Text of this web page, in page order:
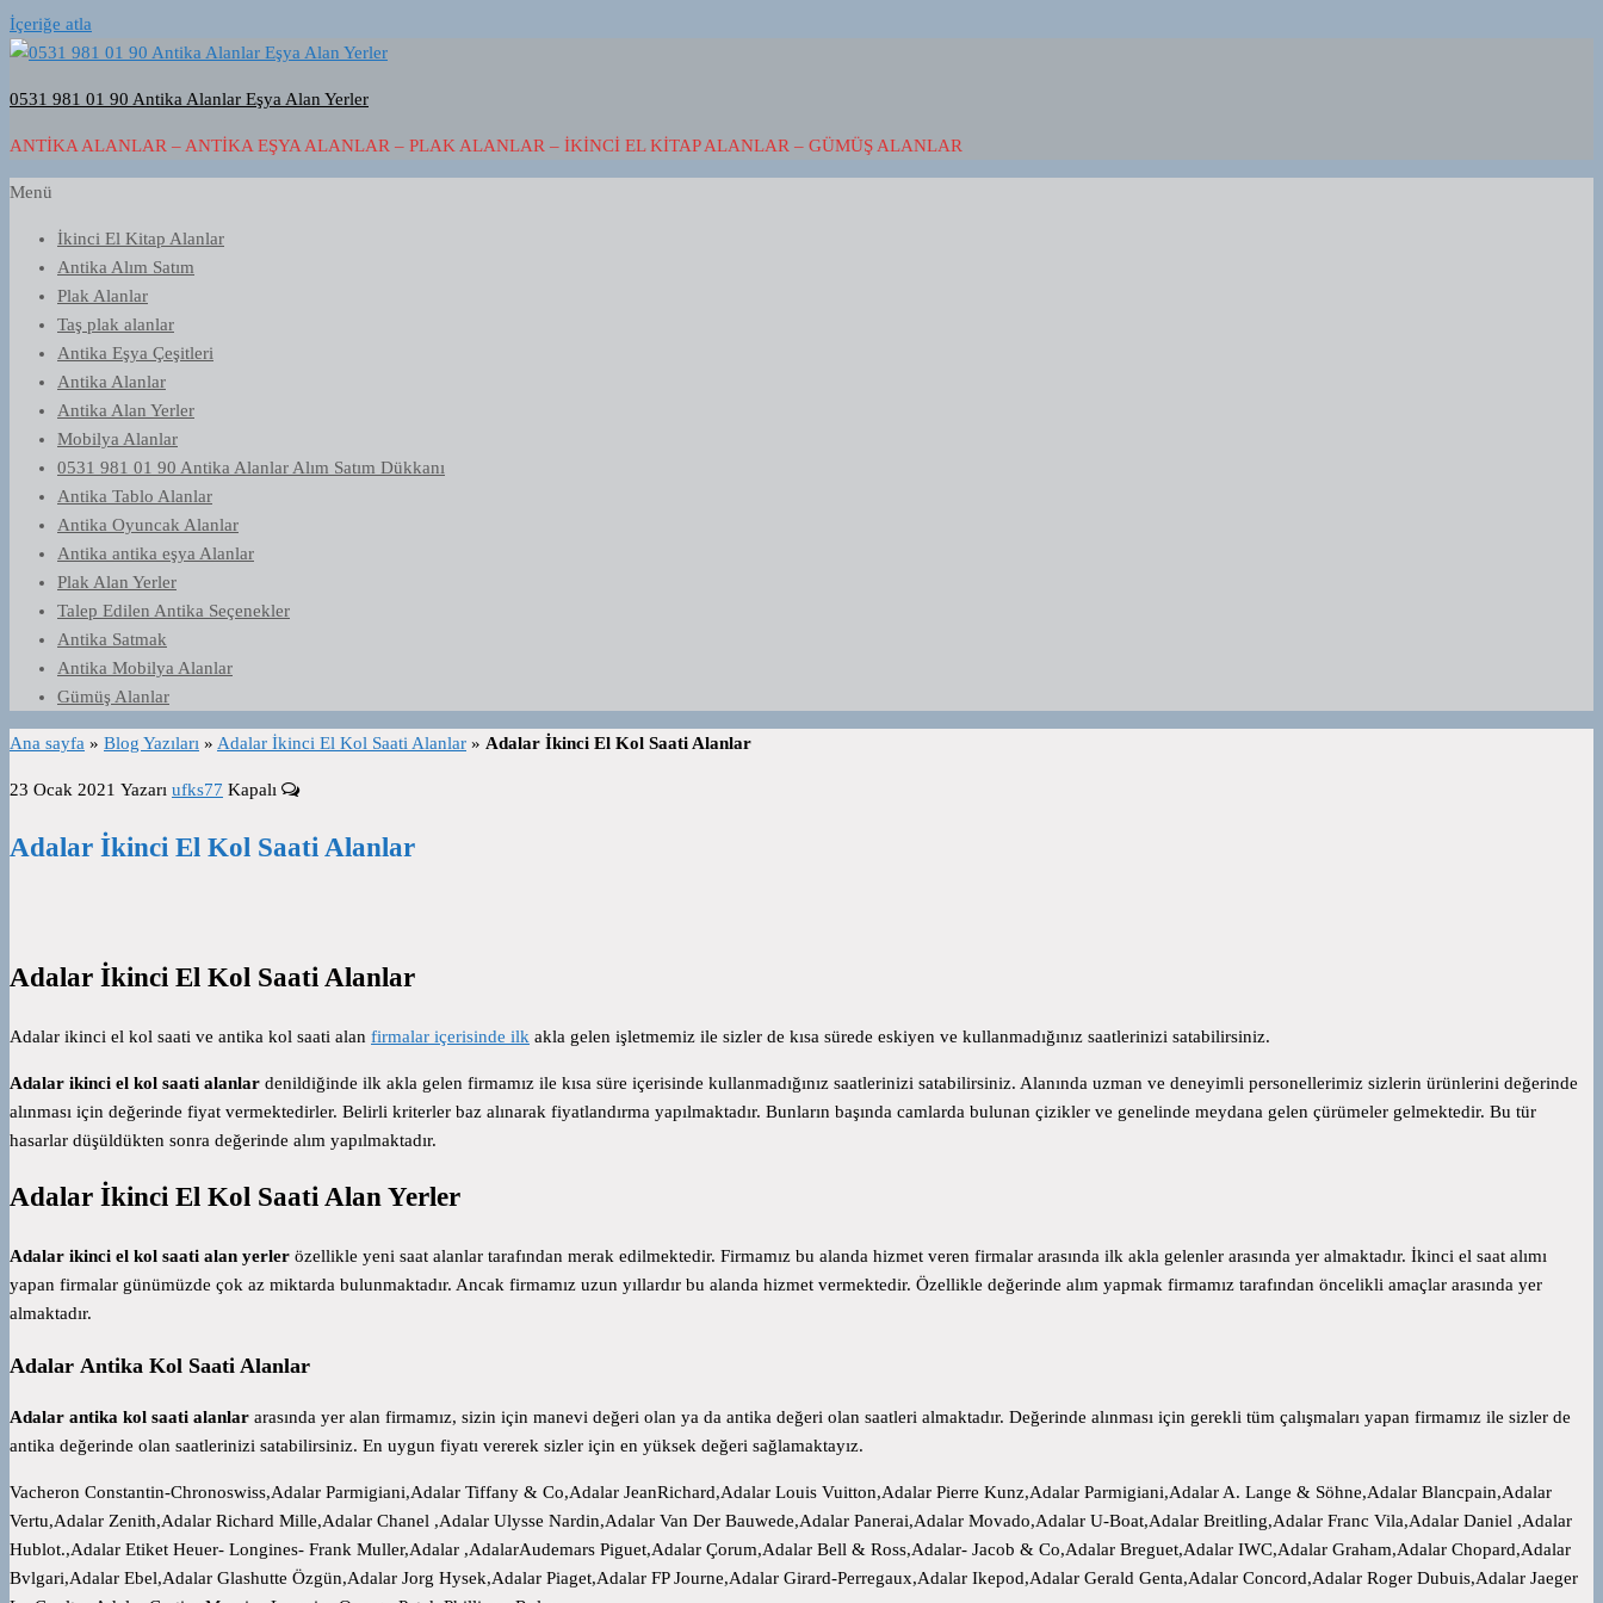
İçeriğe atla
0531 981 01 90 Antika Alanlar Eşya Alan Yerler
ANTIKA ALANLAR – ANTIKA EŞYA ALANLAR – PLAK ALANLAR – İKINCI EL KITAP ALANLAR – GÜMÜŞ ALANLAR
Menü
İkinci El Kitap Alanlar
Antika Alım Satım
Plak Alanlar
Taş plak alanlar
Antika Eşya Çeşitleri
Antika Alanlar
Antika Alan Yerler
Mobilya Alanlar
0531 981 01 90 Antika Alanlar Alım Satım Dükkanı
Antika Tablo Alanlar
Antika Oyuncak Alanlar
Antika antika eşya Alanlar
Plak Alan Yerler
Talep Edilen Antika Seçenekler
Antika Satmak
Antika Mobilya Alanlar
Gümüş Alanlar
Ana sayfa » Blog Yazıları » Adalar İkinci El Kol Saati Alanlar » Adalar İkinci El Kol Saati Alanlar
23 Ocak 2021 Yazarı ufks77 Kapalı
Adalar İkinci El Kol Saati Alanlar
Adalar İkinci El Kol Saati Alanlar
Adalar ikinci el kol saati ve antika kol saati alan firmalar içerisinde ilk akla gelen işletmemiz ile sizler de kısa sürede eskiyen ve kullanmadığınız saatlerinizi satabilirsiniz.
Adalar ikinci el kol saati alanlar denildiğinde ilk akla gelen firmamız ile kısa süre içerisinde kullanmadığınız saatlerinizi satabilirsiniz. Alanında uzman ve deneyimli personellerimiz sizlerin ürünlerini değerinde
alınması için değerinde fiyat vermektedirler. Belirli kriterler baz alınarak fiyatlandırma yapılmaktadır. Bunların başında camlarda bulunan çizikler ve genelinde meydana gelen çürümeler gelmektedir. Bu tür
hasarlar düşüldükten sonra değerinde alım yapılmaktadır.
Adalar İkinci El Kol Saati Alan Yerler
Adalar ikinci el kol saati alan yerler özellikle yeni saat alanlar tarafından merak edilmektedir. Firmamız bu alanda hizmet veren firmalar arasında ilk akla gelenler arasında yer almaktadır. İkinci el saat alımı
yapan firmalar günümüzde çok az miktarda bulunmaktadır. Ancak firmamız uzun yıllardır bu alanda hizmet vermektedir. Özellikle değerinde alım yapmak firmamız tarafından öncelikli amaçlar arasında yer
almaktadır.
Adalar Antika Kol Saati Alanlar
Adalar antika kol saati alanlar arasında yer alan firmamız, sizin için manevi değeri olan ya da antika değeri olan saatleri almaktadır. Değerinde alınması için gerekli tüm çalışmaları yapan firmamız ile sizler de
antika değerinde olan saatlerinizi satabilirsiniz. En uygun fiyatı vererek sizler için en yüksek değeri sağlamaktayız.
Vacheron Constantin-Chronoswiss,Adalar Parmigiani,Adalar Tiffany & Co,Adalar JeanRichard,Adalar Louis Vuitton,Adalar Pierre Kunz,Adalar Parmigiani,Adalar A. Lange & Söhne,Adalar Blancpain,Adalar
Vertu,Adalar Zenith,Adalar Richard Mille,Adalar Chanel ,Adalar Ulysse Nardin,Adalar Van Der Bauwede,Adalar Panerai,Adalar Movado,Adalar U-Boat,Adalar Breitling,Adalar Franc Vila,Adalar Daniel ,Adalar
Hublot.,Adalar Etiket Heuer- Longines- Frank Muller,Adalar ,AdalarAudemars Piguet,Adalar Çorum,Adalar Bell & Ross,Adalar- Jacob & Co,Adalar Breguet,Adalar IWC,Adalar Graham,Adalar Chopard,Adalar
Bvlgari,Adalar Ebel,Adalar Glashutte Özgün,Adalar Jorg Hysek,Adalar Piaget,Adalar FP Journe,Adalar Girard-Perregaux,Adalar Ikepod,Adalar Gerald Genta,Adalar Concord,Adalar Roger Dubuis,Adalar Jaeger